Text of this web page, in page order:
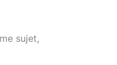
sujet,